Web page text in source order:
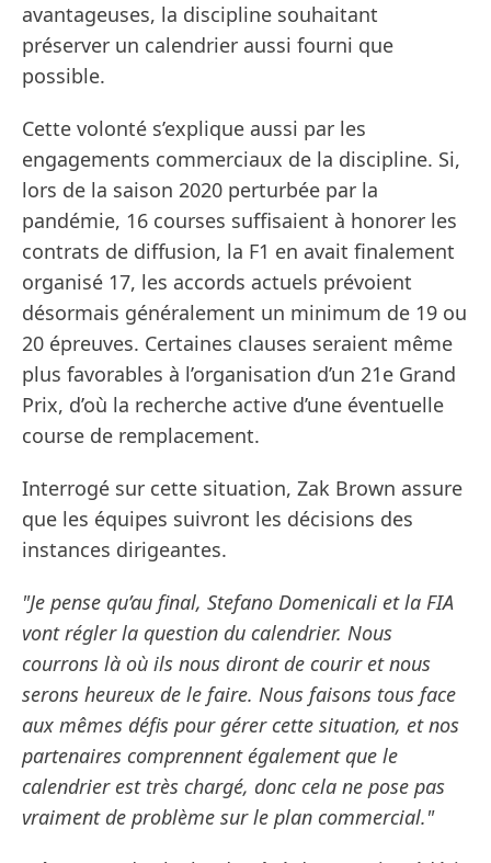
avantageuses, la discipline souhaitant
préserver un calendrier aussi fourni que
possible.
Cette volonté s’explique aussi par les
engagements commerciaux de la discipline. Si,
lors de la saison 2020 perturbée par la
pandémie, 16 courses suffisaient à honorer les
contrats de diffusion, la F1 en avait finalement
organisé 17, les accords actuels prévoient
désormais généralement un minimum de 19 ou
20 épreuves. Certaines clauses seraient même
plus favorables à l’organisation d’un 21e Grand
Prix, d’où la recherche active d’une éventuelle
course de remplacement.
Interrogé sur cette situation, Zak Brown assure
que les équipes suivront les décisions des
instances dirigeantes.
"Je pense qu’au final, Stefano Domenicali et la FIA
vont régler la question du calendrier. Nous
courrons là où ils nous diront de courir et nous
serons heureux de le faire. Nous faisons tous face
aux mêmes défis pour gérer cette situation, et nos
partenaires comprennent également que le
calendrier est très chargé, donc cela ne pose pas
vraiment de problème sur le plan commercial."